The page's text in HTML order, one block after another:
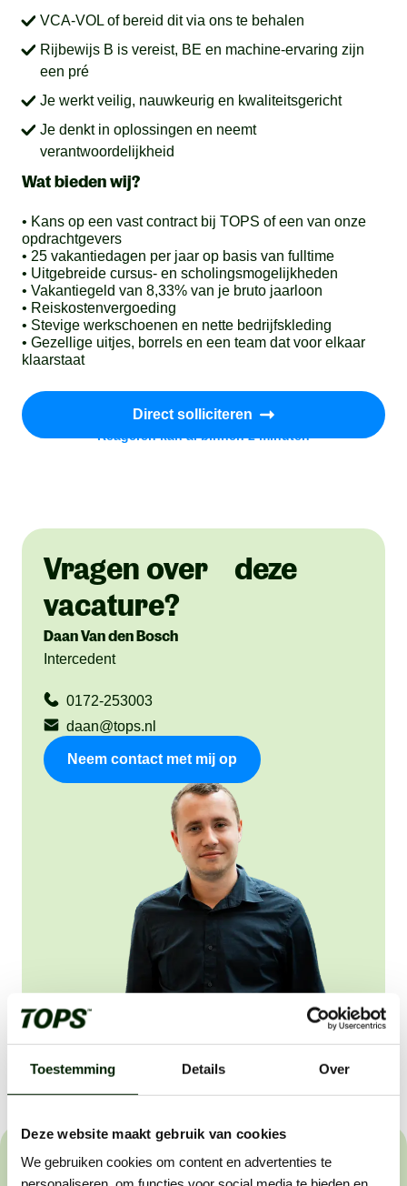
Toestemming Details Over
Deze website maakt gebruik van cookies
We gebruiken cookies om content en advertenties te
VCA-VOL of bereid dit via ons te behalen
Rijbewijs B is vereist, BE en machine-ervaring zijn
een pré
Je werkt veilig, nauwkeurig en kwaliteitsgericht
Je denkt in oplossingen en neemt
verantwoordelijkheid
Wat bieden wij?
• Kans op een vast contract bij TOPS of een van onze
opdrachtgevers
• 25 vakantiedagen per jaar op basis van fulltime
• Uitgebreide cursus- en scholingsmogelijkheden
• Vakantiegeld van 8,33% van je bruto jaarloon
• Reiskostenvergoeding
• Stevige werkschoenen en nette bedrijfskleding
• Gezellige uitjes, borrels en een team dat voor elkaar
klaarstaat
Direct solliciteren
Reageren kan al binnen 2 minuten
Vragen over deze
vacature?
Daan Van den Bosch
Intercedent
0172-253003
daan@tops.nl
Neem contact met mij op
Het sollicitatieproces